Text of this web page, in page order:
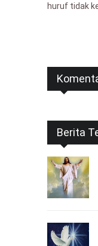
huruf tidak
Berita